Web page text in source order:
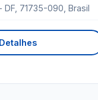
DF, 71735-090, Brasil